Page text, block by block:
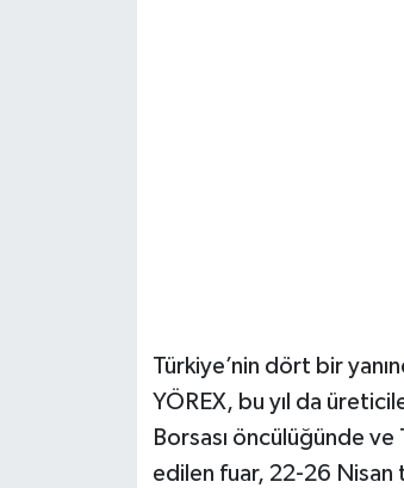
Türkiye’nin dört bir
YÖREX, bu yıl da
Borsası öncülüğünde
edilen fuar, 22-26 Nisan
Karadeniz Haberleri
Ulusal Haberler